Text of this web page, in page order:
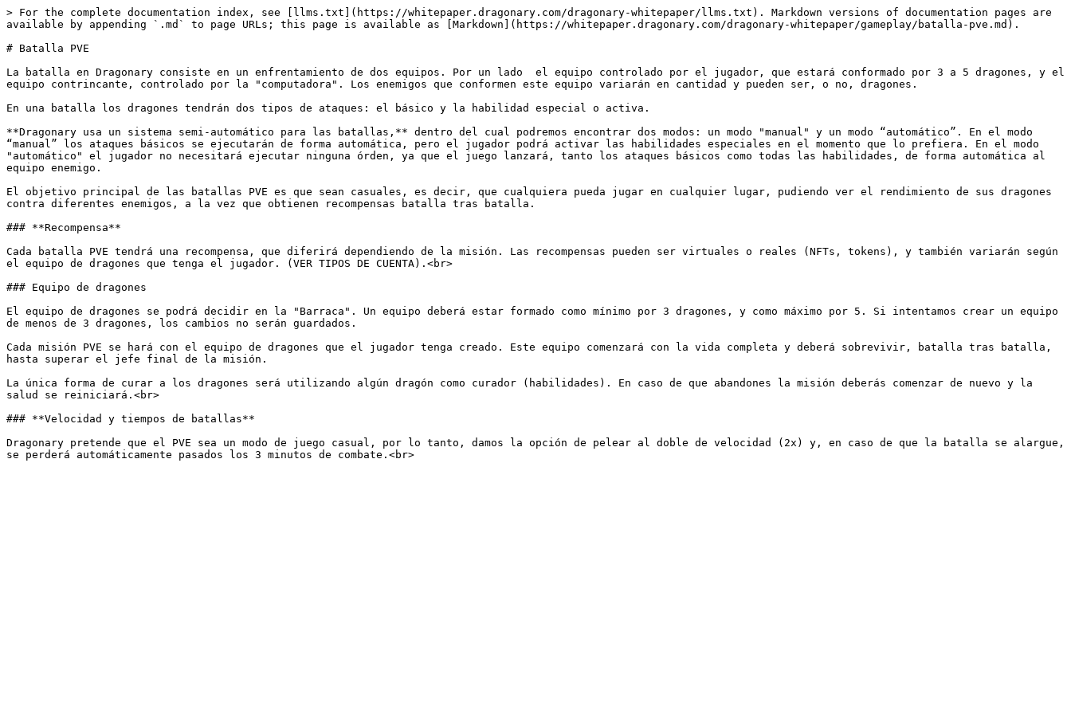
> For the complete documentation index, see [llms.txt](https://whitepaper.dragonary.com/dragonary-whitepaper/llms.txt). Markdown versions of documentation pages are
available by appending `.md` to page URLs; this page is available as [Markdown](https://whitepaper.dragonary.com/dragonary-whitepaper/gameplay/batalla-pve.md).
# Batalla PVE
La batalla en Dragonary consiste en un enfrentamiento de dos equipos. Por un lado  el equipo controlado por el jugador, que estará conformado por 3 a 5 dragones, y el
equipo contrincante, controlado por la "computadora". Los enemigos que conformen este equipo variarán en cantidad y pueden ser, o no, dragones.
En una batalla los dragones tendrán dos tipos de ataques: el básico y la habilidad especial o activa.
**Dragonary usa un sistema semi-automático para las batallas,** dentro del cual podremos encontrar dos modos: un modo "manual" y un modo “automático”. En el modo
“manual” los ataques básicos se ejecutarán de forma automática, pero el jugador podrá activar las habilidades especiales en el momento que lo prefiera. En el modo
"automático" el jugador no necesitará ejecutar ninguna órden, ya que el juego lanzará, tanto los ataques básicos como todas las habilidades, de forma automática al
equipo enemigo.
El objetivo principal de las batallas PVE es que sean casuales, es decir, que cualquiera pueda jugar en cualquier lugar, pudiendo ver el rendimiento de sus dragones
contra diferentes enemigos, a la vez que obtienen recompensas batalla tras batalla.
### **Recompensa**
Cada batalla PVE tendrá una recompensa, que diferirá dependiendo de la misión. Las recompensas pueden ser virtuales o reales (NFTs, tokens), y también variarán según
el equipo de dragones que tenga el jugador. (VER TIPOS DE CUENTA).<br>
### Equipo de dragones
El equipo de dragones se podrá decidir en la "Barraca". Un equipo deberá estar formado como mínimo por 3 dragones, y como máximo por 5. Si intentamos crear un equipo
de menos de 3 dragones, los cambios no serán guardados.
Cada misión PVE se hará con el equipo de dragones que el jugador tenga creado. Este equipo comenzará con la vida completa y deberá sobrevivir, batalla tras batalla,
hasta superar el jefe final de la misión.
La única forma de curar a los dragones será utilizando algún dragón como curador (habilidades). En caso de que abandones la misión deberás comenzar de nuevo y la
salud se reiniciará.<br>
### **Velocidad y tiempos de batallas**
Dragonary pretende que el PVE sea un modo de juego casual, por lo tanto, damos la opción de pelear al doble de velocidad (2x) y, en caso de que la batalla se alargue,